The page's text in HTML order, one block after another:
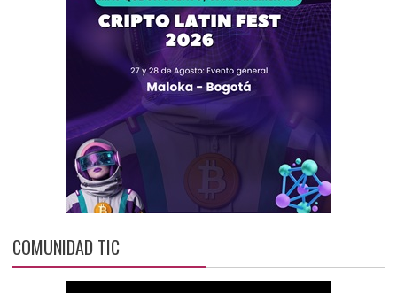
COMUNIDAD TIC